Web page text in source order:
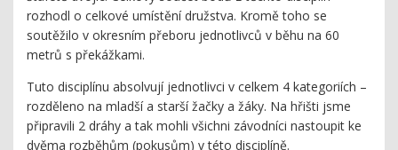
rozhodl o celkové umístění družstva. Kromě toho se
soutěžilo v okresním přeboru jednotlivců v běhu na 60
metrů s překážkami.
Tuto disciplínu absolvují jednotlivci v celkem 4 kategoriích –
rozděleno na mladší a starší žačky a žáky. Na hřišti jsme
připravili 2 dráhy a tak mohli všichni závodníci nastoupit ke
dvěma rozběhům (pokusům) v této disciplíně.